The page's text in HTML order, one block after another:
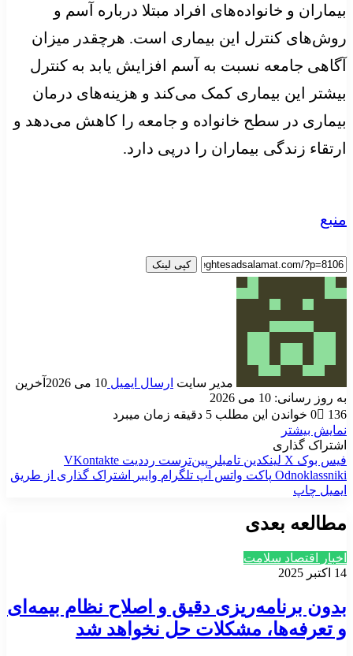
بیماران و خانواده‌های افراد مبتلا درباره آسم و
روش‌های کنترل این بیماری است. هرچقدر میزان
آگاهی جامعه نسبت به آسم افزایش یابد به کنترل
بیشتر این بیماری کمک می‌کند و هزینه‌های درمان
بیماری در سطح خانواده و جامعه را کاهش می‌دهد و
ارتقاء زندگی بیماران را درپی دارد.
منبع
کپی لینک
مدیر سایت ارسال ایمیل 10 می 2026
آخرین
به روز رسانی: 10 می 2026
0
136
خواندن این مطلب 5 دقیقه زمان میبرد
نمایش بیشتر
اشتراک گذاری
فیس بوک X لینکدین ‫تامبلر ‫پین‌ترست ‫رددیت ‫VKontakte
‫Odnoklassniki پاکت واتس آپ تلگرام وایبر
اشتراک گذاری از طریق
ایمیل چاپ
مطالعه بعدی
اخبار اقتصاد سلامت
14 اکتبر 2025
بدون برنامه‌ریزی دقیق و اصلاح نظام بیمه‌ای
و تعرفه‌ها، مشکلات حل نخواهد شد